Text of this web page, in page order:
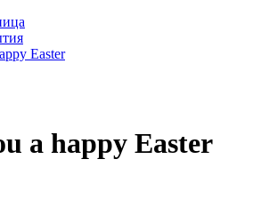
Easter
a happy Easter